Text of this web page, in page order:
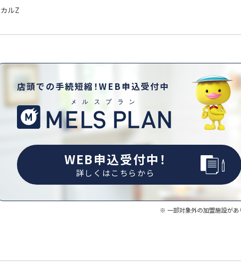
ルZ
店頭での手続短縮！WEB申込受付中
WEB申込受付中！
詳しくはこちらから
一部対象外の加盟施設があ